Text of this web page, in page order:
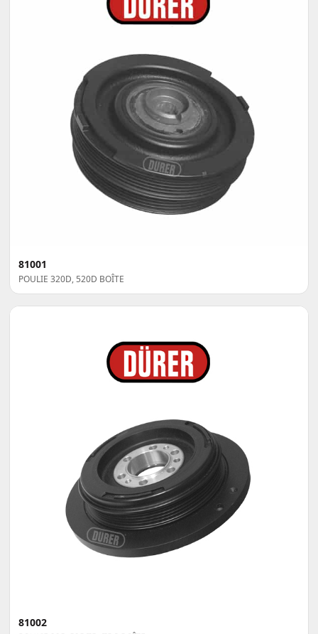
81001
POULIE 320D, 520D BOÎTE
81002